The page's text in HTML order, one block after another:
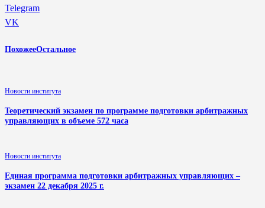
Telegram
VK
ПохожееОстальное
Новости института
Теоретический экзамен по программе подготовки арбитражных
управляющих в объеме 572 часа
Новости института
Единая программа подготовки арбитражных управляющих –
экзамен 22 декабря 2025 г.